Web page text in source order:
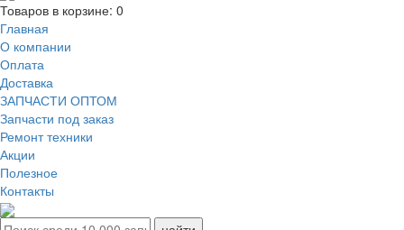
Товаров в корзине: 0
Главная
О компании
Оплата
Доставка
ЗАПЧАСТИ ОПТОМ
Запчасти под заказ
Ремонт техники
Акции
Полезное
Контакты